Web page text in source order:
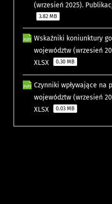
(wrzesień 2025).
3.82 MB
Wskaźniki koniunktury
województw (wrzesień
XLSX
0.30 MB
Czynniki wpływające na
województw (wrzesień
XLSX
0.03 MB